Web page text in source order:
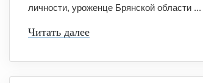
личности, уроженце Брянской области ...
Читать далее